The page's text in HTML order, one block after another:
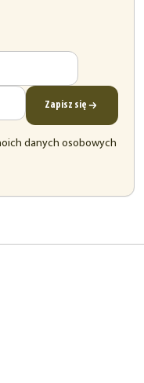
Zapisz się
danych osobowych